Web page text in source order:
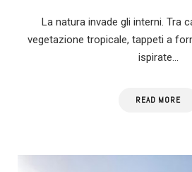
La natura invade gli interni. Tra
vegetazione tropicale, tappeti a
ispirate…
READ MORE